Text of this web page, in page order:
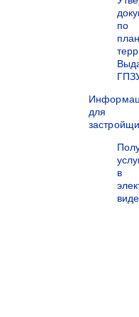
по
для
в
виде